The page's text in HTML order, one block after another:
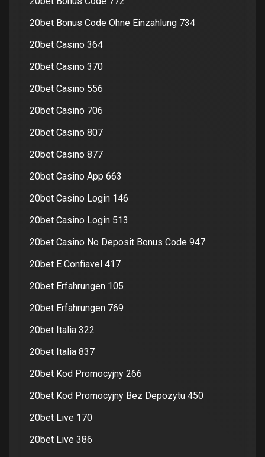
20bet Bonus Code Ohne Einzahlung 734
20bet Casino 364
20bet Casino 370
20bet Casino 556
20bet Casino 706
20bet Casino 807
20bet Casino 877
20bet Casino App 663
20bet Casino Login 146
20bet Casino Login 513
20bet Casino No Deposit Bonus Code 947
20bet E Confiavel 417
20bet Erfahrungen 105
20bet Erfahrungen 769
20bet Italia 322
20bet Italia 837
20bet Kod Promocyjny 266
20bet Kod Promocyjny Bez Depozytu 450
20bet Live 170
20bet Live 386